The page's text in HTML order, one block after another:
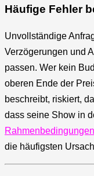
Häufige Fehler
Unvollständige
Verzögerungen und
passen. Wer kein
oberen Ende der
beschreibt, riskiert,
dass seine Show in
Rahmenbedingungen
die häufigsten